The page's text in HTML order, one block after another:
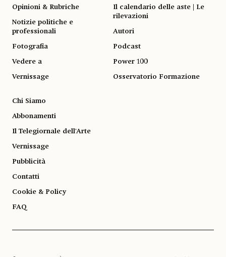
Opinioni & Rubriche
Notizie politiche e
professionali
Fotografia
Vedere a
Vernissage
Il calendario delle aste | Le
rilevazioni
Autori
Podcast
Power 100
Osservatorio Formazione
Chi Siamo
Abbonamenti
Il Telegiornale dell'Arte
Vernissage
Pubblicità
Contatti
Cookie & Policy
FAQ